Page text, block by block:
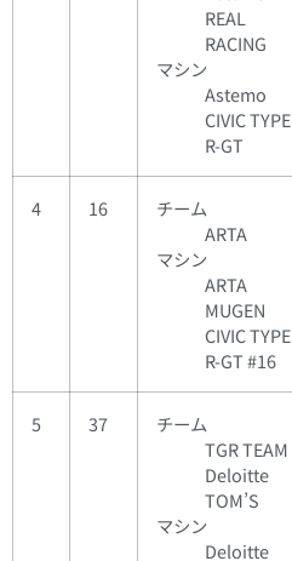
REAL
RACING
マシン
Astemo
CIVIC TYPE
R-GT
4 16
チーム
ARTA
マシン
ARTA
MUGEN
CIVIC TYPE
R-GT #16
5 37
チーム
TGR TEAM
Deloitte
TOM’S
マシン
Deloitte